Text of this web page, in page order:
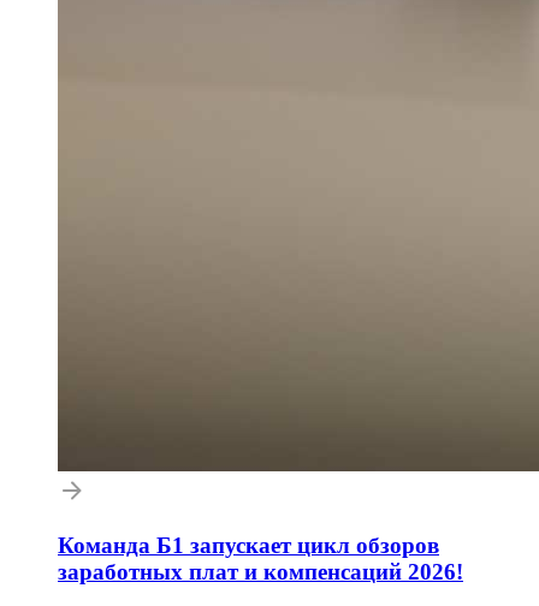
Команда Б1 запускает цикл обзоров
заработных плат и компенсаций 2026!